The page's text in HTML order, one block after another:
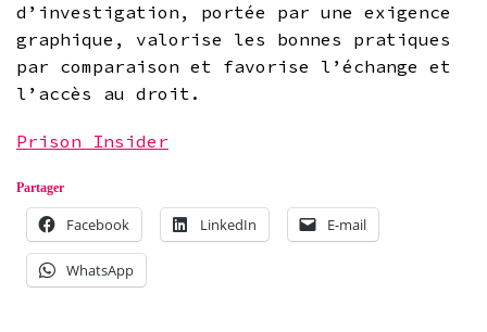
d’investigation, portée par une exigence
graphique, valorise les bonnes pratiques
par comparaison et favorise l’échange et
l’accès au droit.
Prison Insider
Partager
Facebook LinkedIn E-mail
WhatsApp